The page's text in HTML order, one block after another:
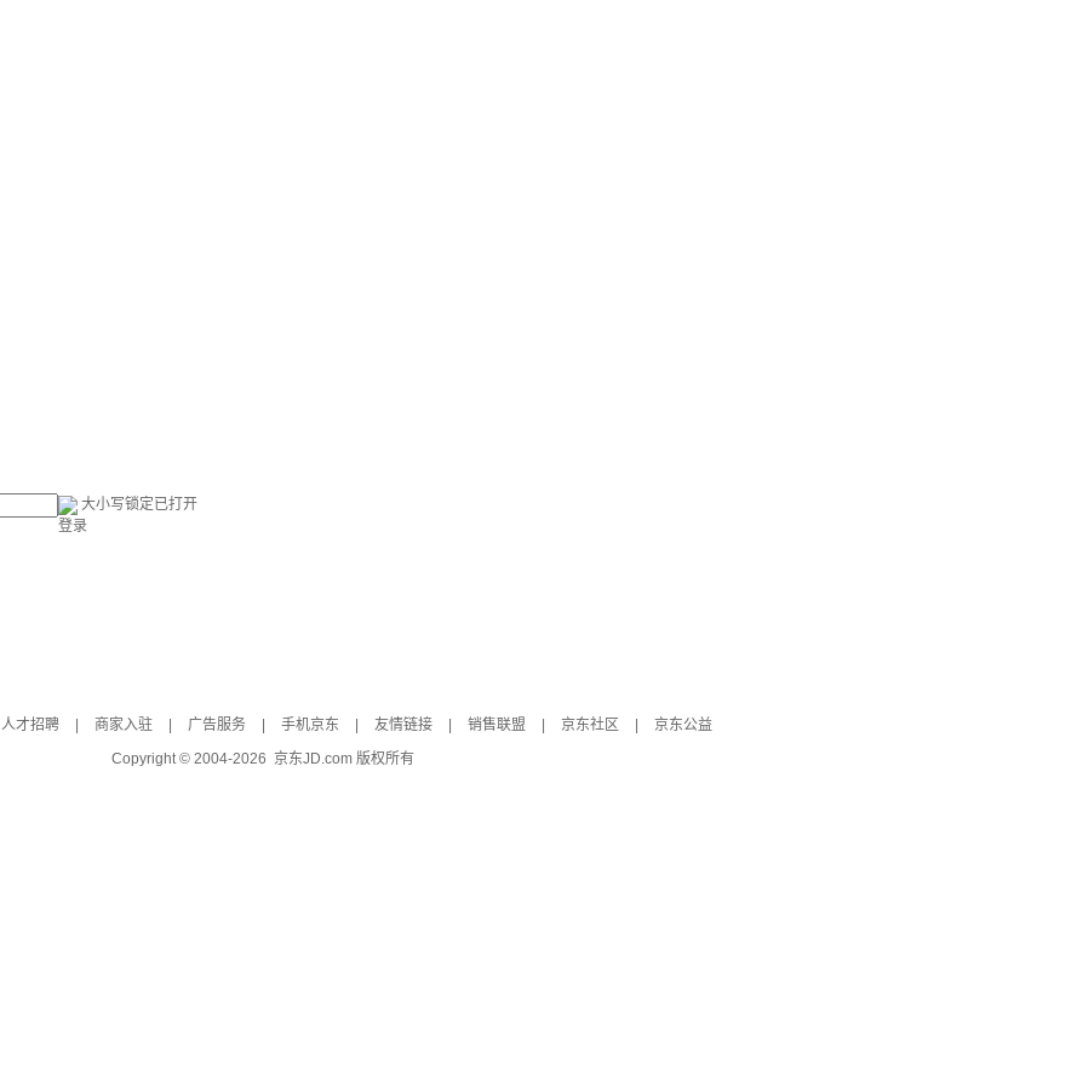
大小写锁定已打开
登录
人才招聘 商家入驻 广告服务 手机京东 友情链接 销售联盟 京东社区
京东公益
Copyright © 2004-2026 京东JD.com 版权所有